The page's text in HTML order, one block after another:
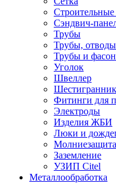
Сэндвич-
Трубы
Трубы,
Трубы и
Уголок
Швеллер
Шестигранник
Фитинги для
Электроды
Изделия ЖБИ
Люки и
Молниезащита
Заземление
УЗИП Citel
Металлообработка